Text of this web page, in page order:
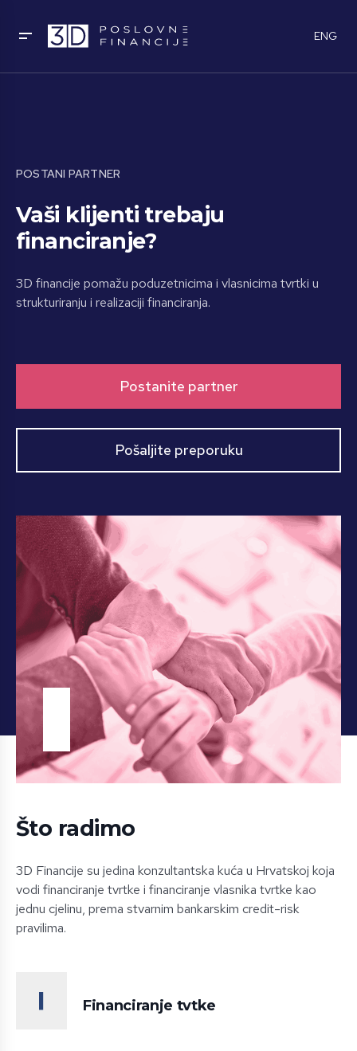
ENG
POSTANI PARTNER
Vaši klijenti trebaju
financiranje?
3D financije pomažu poduzetnicima i vlasnicima tvrtki u
strukturiranju i realizaciji financiranja.
Postanite partner
Pošaljite preporuku
Što radimo
3D Financije su jedina konzultantska kuća u Hrvatskoj koja
vodi financiranje tvrtke i financiranje vlasnika tvrtke kao
jednu cjelinu, prema stvarnim bankarskim credit-risk
pravilima.
Financiranje tvtke